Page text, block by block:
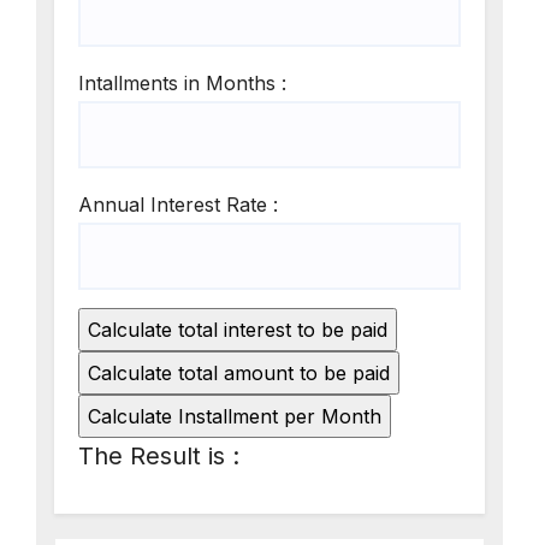
Intallments in Months :
Annual Interest Rate :
The Result is :